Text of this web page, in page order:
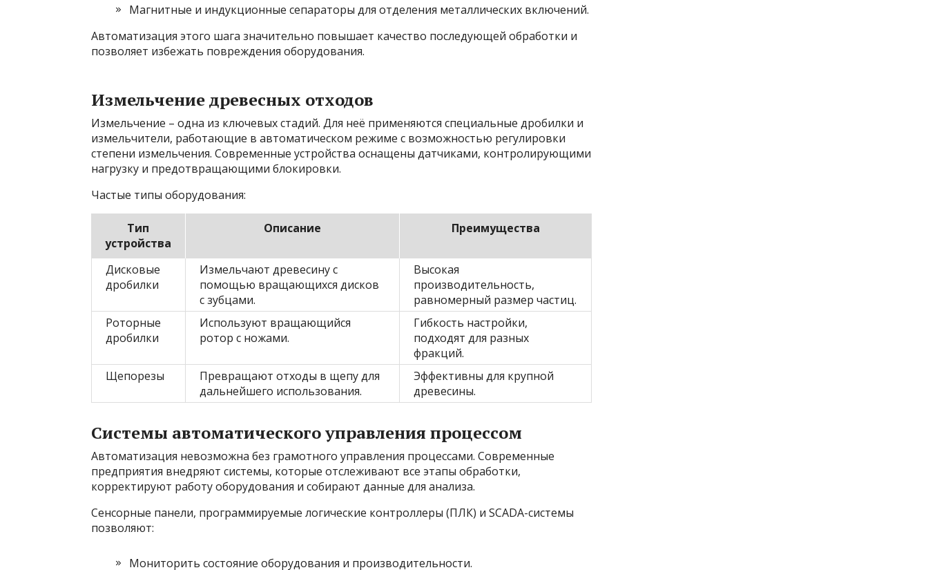
Магнитные и индукционные сепараторы для отделения металлических включений.
Автоматизация этого шага значительно повышает качество последующей обработки и
позволяет избежать повреждения оборудования.
Измельчение древесных отходов
Измельчение – одна из ключевых стадий. Для неё применяются специальные дробилки и
измельчители, работающие в автоматическом режиме с возможностью регулировки
степени измельчения. Современные устройства оснащены датчиками, контролирующими
нагрузку и предотвращающими блокировки.
Частые типы оборудования:
Тип
устройства
Описание Преимущества
Дисковые
дробилки
Измельчают древесину с
помощью вращающихся дисков
с зубцами.
Высокая
производительность,
равномерный размер частиц.
Роторные
дробилки
Используют вращающийся
ротор с ножами.
Гибкость настройки,
подходят для разных
фракций.
Щепорезы
Превращают отходы в щепу для
дальнейшего использования.
Эффективны для крупной
древесины.
Системы автоматического управления процессом
Автоматизация невозможна без грамотного управления процессами. Современные
предприятия внедряют системы, которые отслеживают все этапы обработки,
корректируют работу оборудования и собирают данные для анализа.
Сенсорные панели, программируемые логические контроллеры (ПЛК) и SCADA-системы
позволяют:
Мониторить состояние оборудования и производительности.